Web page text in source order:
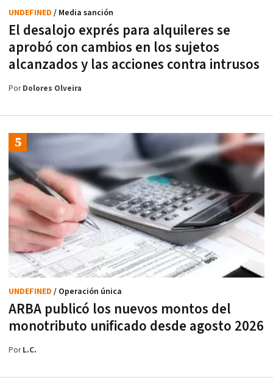
El desalojo exprés para alquileres se
aprobó con cambios en los sujetos
alcanzados y las acciones contra intrusos
UNDEFINED / Media sanción
PorDolores Olveira
ARBA publicó los nuevos montos del
monotributo unificado desde agosto 2026
UNDEFINED / Operación única
PorL.C.